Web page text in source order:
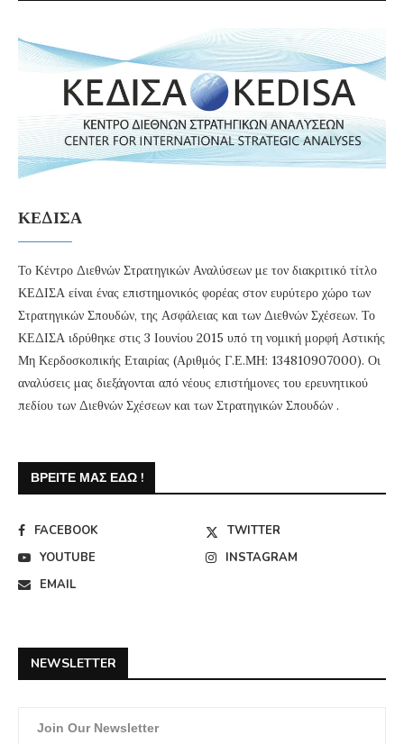
ΚΕΔΙΣΑ
Το Κέντρο Διεθνών Στρατηγικών Αναλύσεων με τον διακριτικό τίτλο
ΚΕΔΙΣΑ είναι ένας επιστημονικός φορέας στον ευρύτερο χώρο των
Στρατηγικών Σπουδών, της Ασφάλειας και των Διεθνών Σχέσεων. Το
ΚΕΔΙΣΑ ιδρύθηκε στις 3 Ιουνίου 2015 υπό τη νομική μορφή Αστικής
Μη Κερδοσκοπικής Εταιρίας (Αριθμός Γ.Ε.ΜΗ: 134810907000). Οι
αναλύσεις μας διεξάγονται από νέους επιστήμονες του ερευνητικού
πεδίου των Διεθνών Σχέσεων και των Στρατηγικών Σπουδών .
ΒΡΕΊΤΕ ΜΑΣ ΕΔΏ !
FACEBOOK
TWITTER
YOUTUBE
INSTAGRAM
EMAIL
NEWSLETTER
Join Our Newsletter